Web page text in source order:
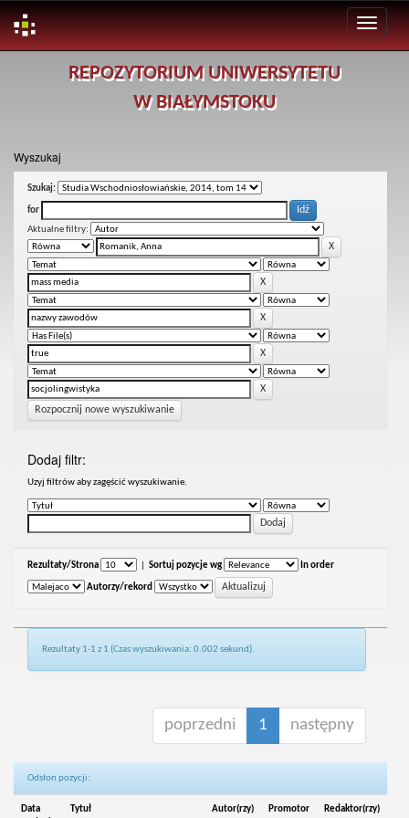
REPOZYTORIUM UNIWERSYTETU
W BIAŁYMSTOKU
Wyszukaj
Szukaj:
for
Aktualne filtry:
Rozpocznij nowe wyszukiwanie
Dodaj filtr:
Uzyj filtrów aby zagęścić wyszukiwanie.
Rezultaty/Strona Sortuj pozycje wg In order
Autorzy/rekord
Rezultaty 1-1 z 1 (Czas wyszukiwania: 0.002 sekund).
poprzedni 1 następny
Odsłon pozycji:
Data Tytuł Autor(rzy) Promotor Redaktor(rzy)